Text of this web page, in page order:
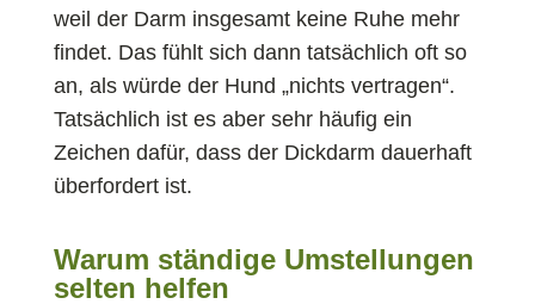
weil der Darm insgesamt keine Ruhe mehr
findet. Das fühlt sich dann tatsächlich oft so
an, als würde der Hund „nichts vertragen“.
Tatsächlich ist es aber sehr häufig ein
Zeichen dafür, dass der Dickdarm dauerhaft
überfordert ist.
Warum ständige Umstellungen
selten helfen